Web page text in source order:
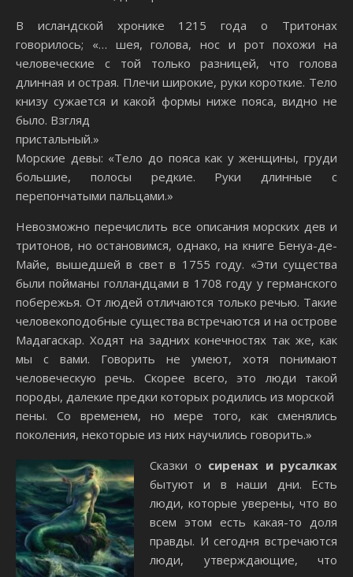
В исландской хронике 1215 года о Тритонах
говорилось; «… шея, голова, нос и рот похожи на
человеческие с той только разницей, что голова
длинная и острая. Плечи широкие, руки короткие. Тело
книзу сужается и какой формы ниже пояса, видно не
было. Взгляд
пристальный.»
Морские девы: «Тело до пояса как у женщины, груди
большие, полосы редкие. Руки длинные с
перепончатыми пальцами.»
Невозможно перечислить все описания морских дев и
тритонов, но остановимся, однако, на книге Бенуа-де-
Майе, вышедшей в свет в 1755 году. «Эти существа
были пойманы голландцами в 1708 году у германского
побережья. От людей отличаются только речью. Такие
человекоподобные существа встречаются и на острове
Мадагаскар. Ходят на задних конечностях так же, как
мы с вами. Говорить не умеют, хотя понимают
человеческую речь. Скорее всего, это люди такой
породы, далекие предки которых родились из морской
пены. Со временем, но мере того, как сменялись
поколения, некоторые из них научились говорить.»
Сказки о сиренах и русалках
бытуют и в наши дни. Есть
люди, которые уверены, что во
всем этом есть какая-то доля
правды. И сегодня встречаются
люди, утверждающие, что